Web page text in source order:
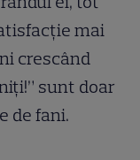
mai
crescând
sunt doar
de fani.